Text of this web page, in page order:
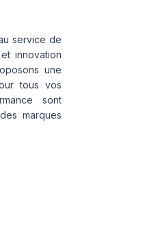
service de
innovation
une
tous vos
sont
marques